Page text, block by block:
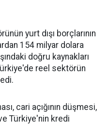
yurt dışı borçlarının
154 milyar dolara
doğru kaynakları
reel sektörün
cari açığının düşmesi,
Türkiye'nin kredi